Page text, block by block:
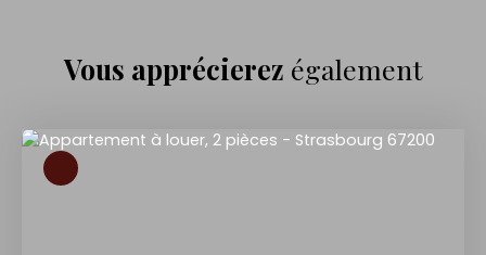
Vous apprécierez également